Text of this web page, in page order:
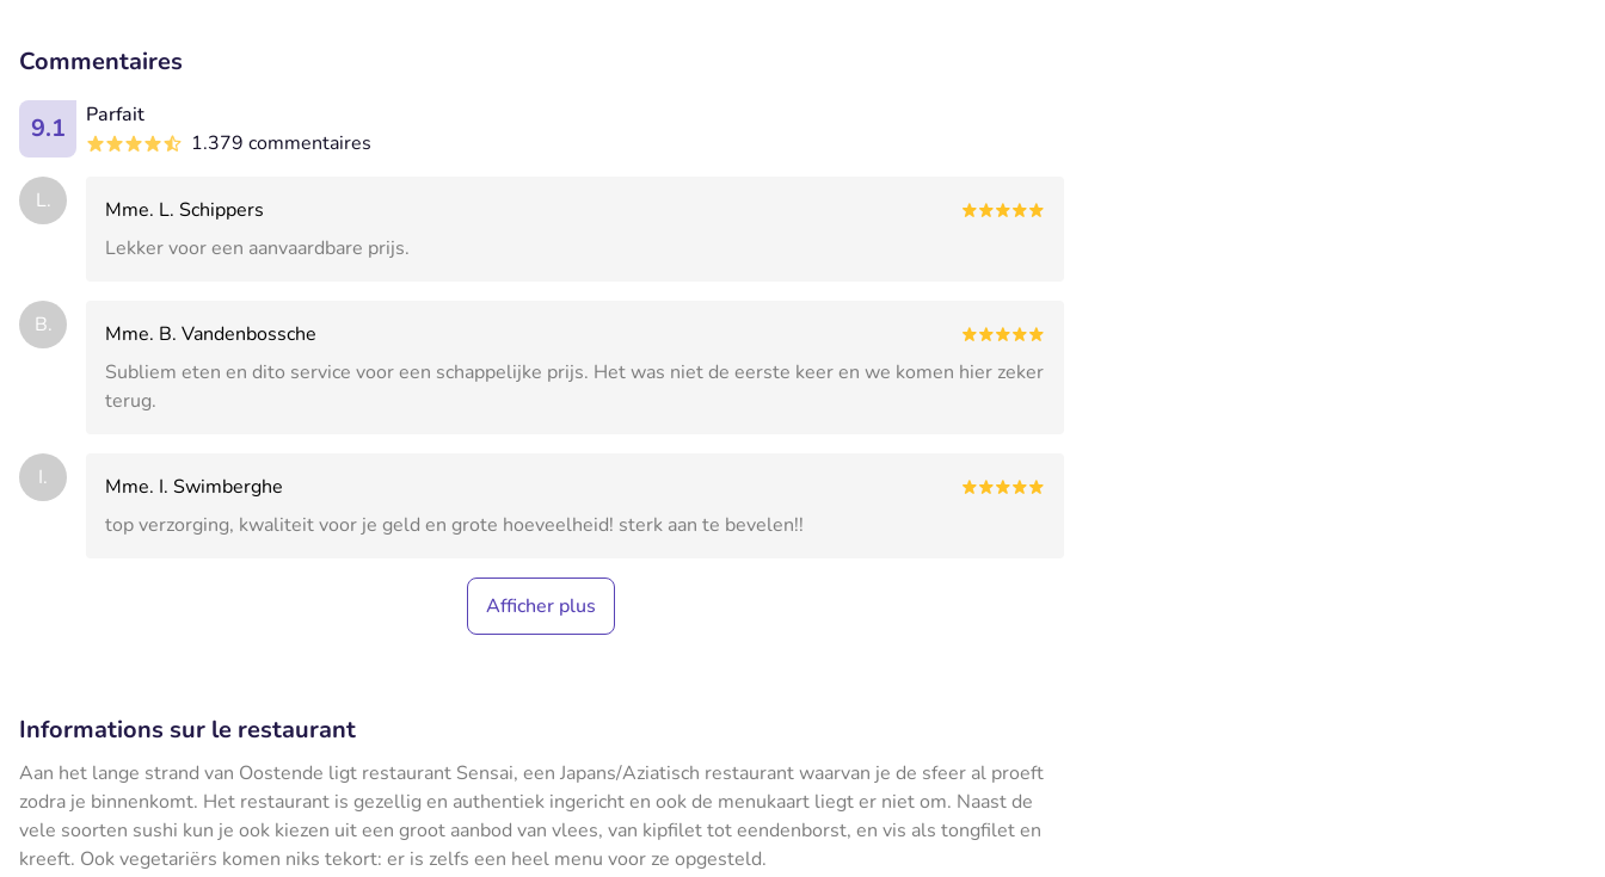
Commentaires
9.1
Parfait
1.379 commentaires
L.
Mme. L. Schippers
Lekker voor een aanvaardbare prijs.
B.
Mme. B. Vandenbossche
Subliem eten en dito service voor een schappelijke prijs. Het was niet de eerste keer en we komen hier zeker
terug.
I.
Mme. I. Swimberghe
top verzorging, kwaliteit voor je geld en grote hoeveelheid! sterk aan te bevelen!!
Afficher plus
Informations sur le restaurant
Aan het lange strand van Oostende ligt restaurant Sensai, een Japans/Aziatisch restaurant waarvan je de sfeer al proeft
zodra je binnenkomt. Het restaurant is gezellig en authentiek ingericht en ook de menukaart liegt er niet om. Naast de
vele soorten sushi kun je ook kiezen uit een groot aanbod van vlees, van kipfilet tot eendenborst, en vis als tongfilet en
kreeft. Ook vegetariërs komen niks tekort: er is zelfs een heel menu voor ze opgesteld.